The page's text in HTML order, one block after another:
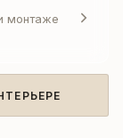
монтаже